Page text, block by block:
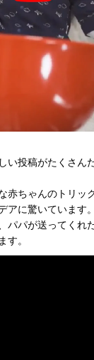
い投稿がたくさん
ちゃんのトリッ
アに驚いています。
パパが送ってくれ
。